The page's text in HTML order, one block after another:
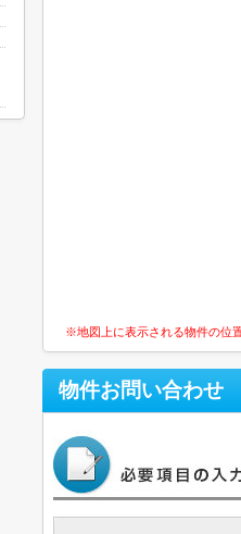
※地図上に表示される物件の位
物件お問い合わせ